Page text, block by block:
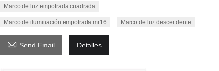
Marco de luz empotrada cuadrada
Marco de iluminación empotrada mr16 Marco de luz descendente
 Send Email Detalles